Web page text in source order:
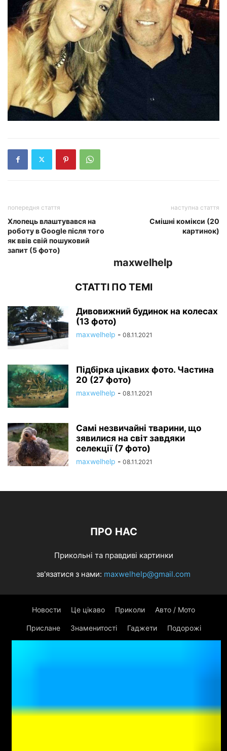
попередня стаття
Хлопець влаштувався на
роботу в Google після того
як ввів свій пошуковий
запит (5 фото)
наступна стаття
Смішні комікси (20
картинок)
maxwelhelp
СТАТТІ ПО ТЕМІ
Дивовижний будинок на колесах
(13 фото)
maxwelhelp - 08.11.2021
Підбірка цікавих фото. Частина
20 (27 фото)
maxwelhelp - 08.11.2021
Самі незвичайні тварини, що
зявилися на світ завдяки
селекції (7 фото)
maxwelhelp - 08.11.2021
ПРО НАС
Прикольні та правдиві картинки
зв'язатися з нами: maxwelhelp@gmail.com
Новости Це цікаво Приколи Авто / Мото
Прислане Знаменитості Гаджети Подорожі